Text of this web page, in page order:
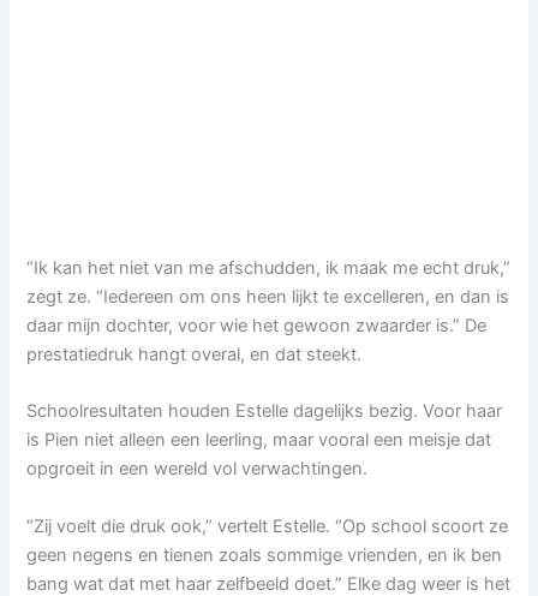
“Ik kan het niet van me afschudden, ik maak me echt druk,”
zegt ze. “Iedereen om ons heen lijkt te excelleren, en dan is
daar mijn dochter, voor wie het gewoon zwaarder is.” De
prestatiedruk hangt overal, en dat steekt.
Schoolresultaten houden Estelle dagelijks bezig. Voor haar
is Pien niet alleen een leerling, maar vooral een meisje dat
opgroeit in een wereld vol verwachtingen.
“Zij voelt die druk ook,” vertelt Estelle. “Op school scoort ze
geen negens en tienen zoals sommige vrienden, en ik ben
bang wat dat met haar zelfbeeld doet.” Elke dag weer is het